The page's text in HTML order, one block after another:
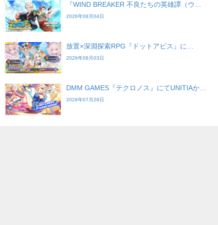
『WIND BREAKER 不良たちの英雄譚（ウ…
2026年08月04日
放置×深淵探索RPG『ドットアビス』に…
2026年08月03日
DMM GAMES『テクロノス』にてUNITIAか…
2026年07月28日